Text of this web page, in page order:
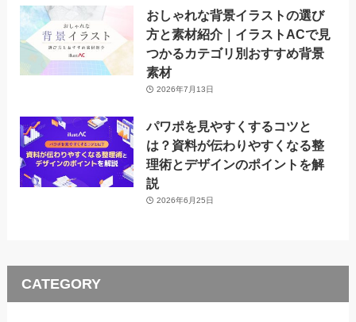
おしゃれな背景イラストの選び
方と素材紹介｜イラストACで見
つかるカテゴリ別おすすめ背景
素材
2026年7月13日
パワポを見やすくするコツと
は？資料が伝わりやすくなる整
理術とデザインのポイントを解
説
2026年6月25日
CATEGORY